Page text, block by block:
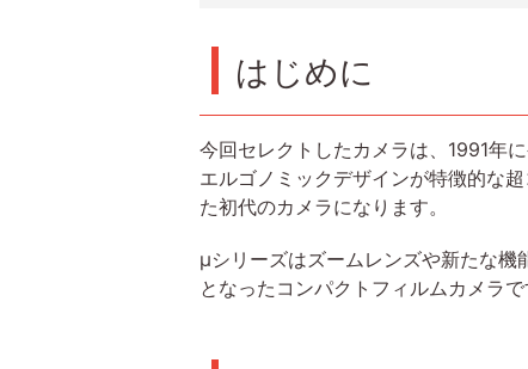
はじめに
今回セレクトしたカメラは、1991年
エルゴノミックデザインが特徴的な
た初代のカメラになります。
μシリーズはズームレンズや新たな
となったコンパクトフィルムカメラ